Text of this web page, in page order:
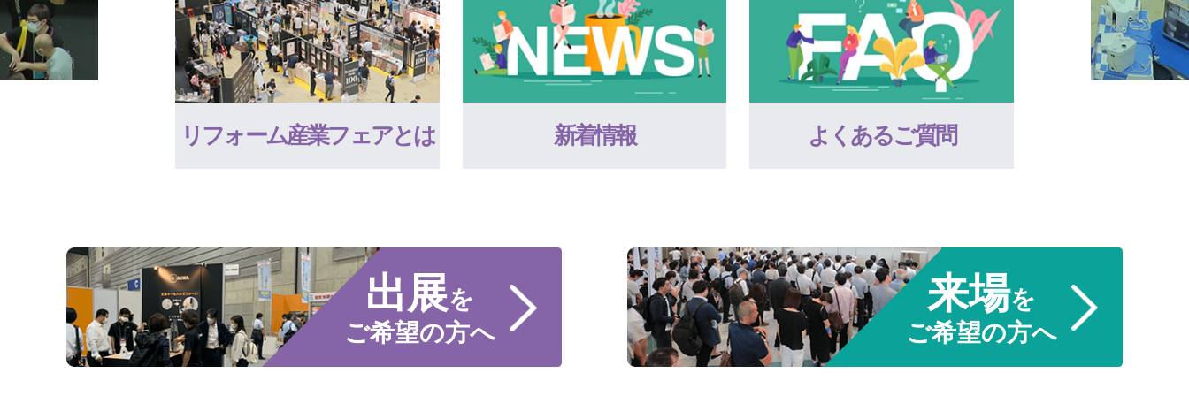
リフォーム産業フェアとは 新着情報 よくあるご質問
出展を
ご希望の方へ
来場を
ご希望の方へ